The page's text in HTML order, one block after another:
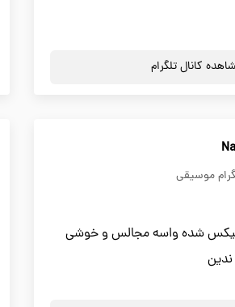
کانال تلگرام
موسیقی
شده واسه مجالس و خوشی